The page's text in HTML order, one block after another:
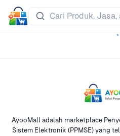
AyooMall adalah marketplace
Sistem Elektronik (PPMSE) yang